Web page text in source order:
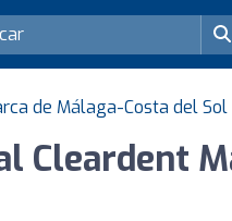
de Málaga-Costa del Sol
Cleardent